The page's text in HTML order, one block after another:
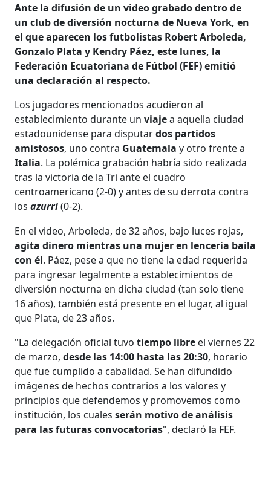
Ante la difusión de un video grabado dentro de
un club de diversión nocturna de Nueva York, en
el que aparecen los futbolistas Robert Arboleda,
Gonzalo Plata y Kendry Páez, este lunes, la
Federación Ecuatoriana de Fútbol (FEF) emitió
una declaración al respecto.
Los jugadores mencionados acudieron al
establecimiento durante unviajea aquella ciudad
estadounidense para disputardos partidos
amistosos, uno contra Guatemalay otro frente a
Italia. La polémica grabación habría sido realizada
tras la victoria de la Tri ante el cuadro
centroamericano (2-0) y antes de su derrota contra
losazurri(0-2).
En el video, Arboleda, de 32 años, bajo luces rojas,
agita dinero mientras una mujer en lenceria baila
con él. Páez, pese a que no tiene la edad requerida
para ingresar legalmente a establecimientos de
diversión nocturna en dicha ciudad (tan solo tiene
16 años), también está presente en el lugar, al igual
que Plata, de 23 años.
"La delegación oficial tuvotiempo libre el viernes 22
de marzo,desde las 14:00 hasta las 20:30, horario
que fue cumplido a cabalidad. Se han difundido
imágenes de hechos contrarios a los valores y
principios que defendemos y promovemos como
institución, los cualesserán motivo de análisis
para las futuras convocatorias", declaró la FEF.